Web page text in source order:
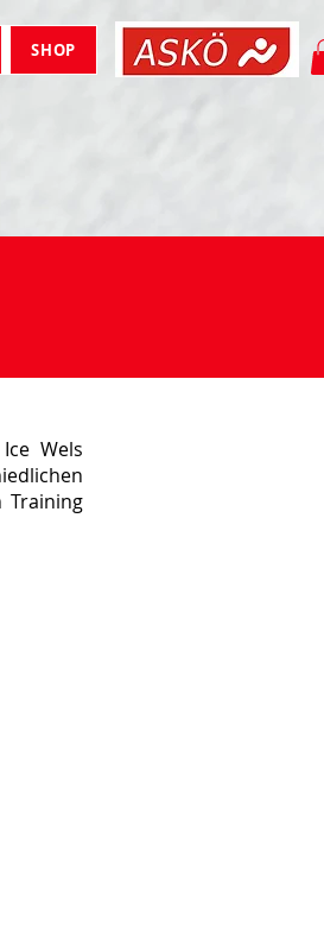
SHOP
Wels
Training